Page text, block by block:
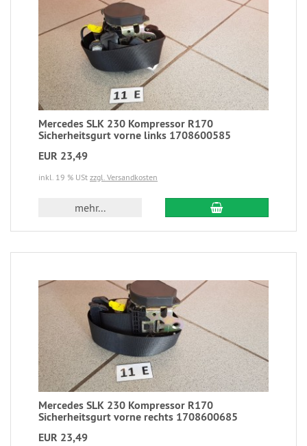
Mercedes SLK 230 Kompressor R170
Sicherheitsgurt vorne links 1708600585
EUR 23,49
inkl. 19 % USt zzgl. Versandkosten
mehr...
Mercedes SLK 230 Kompressor R170
Sicherheitsgurt vorne rechts 1708600685
EUR 23,49